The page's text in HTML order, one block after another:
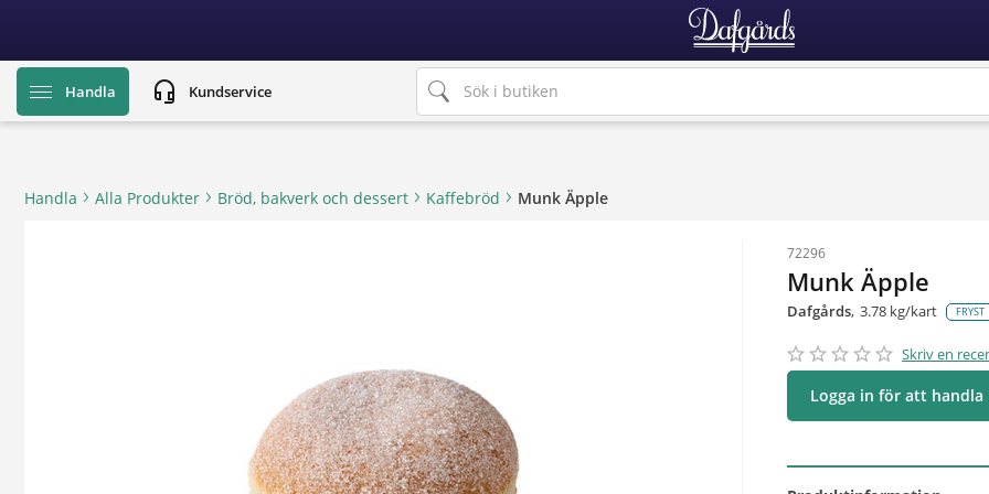
Handla headset_mic Kundservice
Handla Alla Produkter Bröd, bakverk och dessert Kaffebröd Munk Äpple
72296
Munk Äpple
Dafgårds 3.78 kg/kart FRYST
star_border star_border star_border star_border star_border
star star star star star Skriv en
Logga in för att handla